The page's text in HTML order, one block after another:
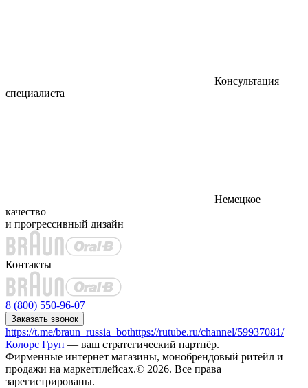
Консультация
специалиста
Немецкое
качество
и прогрессивный дизайн
Контакты
8 (800) 550-96-07
Заказать звонок
https://t.me/braun_russia_bothttps://rutube.ru/channel/59937081/
Колорс Груп — ваш стратегический партнёр.
Фирменные интернет магазины, монобрендовый ритейл и
продажи на маркетплейсах.© 2026. Все права
зарегистрированы.